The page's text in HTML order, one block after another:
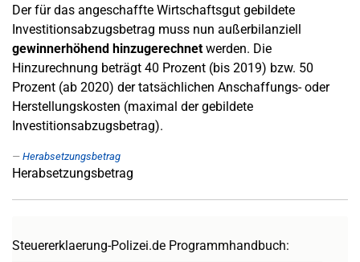
Der für das angeschaffte Wirtschaftsgut gebildete
Investitionsabzugsbetrag muss nun außerbilanziell
gewinnerhöhend hinzugerechnetwerden. Die
Hinzurechnung beträgt 40 Prozent (bis 2019) bzw. 50
Prozent (ab 2020) der tatsächlichen Anschaffungs- oder
Herstellungskosten (maximal der gebildete
Investitionsabzugsbetrag).
Herabsetzungsbetrag
Herabsetzungsbetrag
Steuererklaerung-Polizei.de Programmhandbuch: